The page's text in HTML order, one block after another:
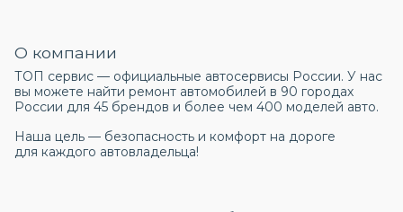
О компании
ТОП сервис — официальные автосервисы России. У нас
вы можете найти ремонт автомобилей в 90 городах
России для 45 брендов и более чем 400 моделей авто.
Наша цель — безопасность и комфорт на дороге
для каждого автовладельца!